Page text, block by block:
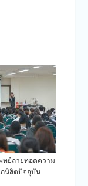
ทย์ถ่ายทอดความ
ก่นิสิตปัจจุบัน